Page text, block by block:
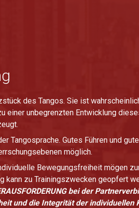
des Tangos. Sie ist
einer unbegrenzten Entwicklung
Tangosprache. Gutes Führen und
möglich.
Bewegungsfreiheit mögen
kann zu Trainingszwecken geopfert
bei der
und die Integrität der individuellen